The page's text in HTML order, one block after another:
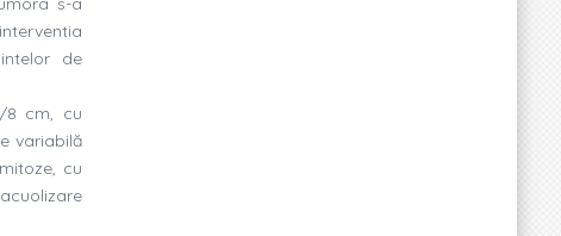
de
8 cm, cu
variabilă
cu